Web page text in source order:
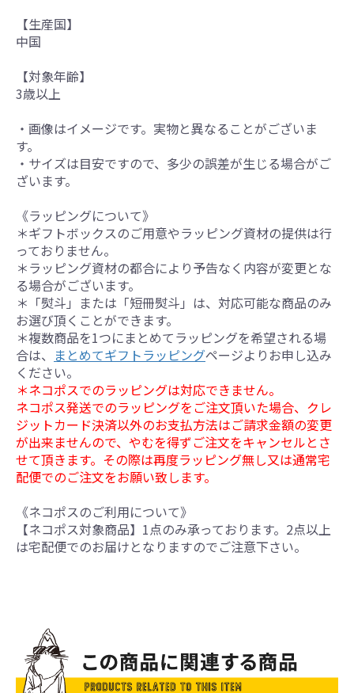
【生産国】
中国
【対象年齢】
3歳以上
・画像はイメージです。実物と異なることがございま
す。
・サイズは目安ですので、多少の誤差が生じる場合がご
ざいます。
《ラッピングについて》
＊ギフトボックスのご用意やラッピング資材の提供は行
っておりません。
＊ラッピング資材の都合により予告なく内容が変更とな
る場合がございます。
＊「熨斗」または「短冊熨斗」は、対応可能な商品のみ
お選び頂くことができます。
＊複数商品を1つにまとめてラッピングを希望される場
合は、 まとめてギフトラッピングページよりお申し込み
ください。
＊ネコポスでのラッピングは対応できません。
ネコポス発送でのラッピングをご注文頂いた場合、クレ
ジットカード決済以外のお支払方法はご請求金額の変更
が出来ませんので、やむを得ずご注文をキャンセルとさ
せて頂きます。その際は再度ラッピング無し又は通常宅
配便でのご注文をお願い致します。
《ネコポスのご利用について》
【ネコポス対象商品】1点のみ承っております。2点以上
は宅配便でのお届けとなりますのでご注意下さい。